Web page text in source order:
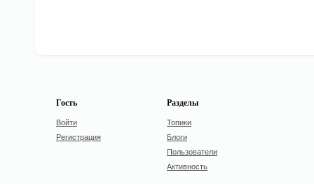
Гость
Войти
Регистрация
Разделы
Топики
Блоги
Пользователи
Активность